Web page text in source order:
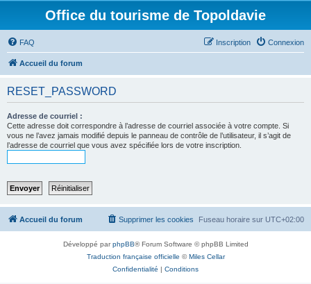
Office du tourisme de Topoldavie
FAQ Connexion
Inscription
Accueil du forum
RESET_PASSWORD
Adresse de courriel :
Cette adresse doit correspondre à l’adresse de courriel associée à votre compte. Si
vous ne l’avez jamais modifié depuis le panneau de contrôle de l’utilisateur, il s’agit de
l’adresse de courriel que vous avez spécifiée lors de votre inscription.
Accueil du forum Fuseau horaire sur UTC+02:00
Supprimer les cookies
Développé parphpBB® Forum Software © phpBB Limited
Traduction française officielle ©Miles Cellar
Confidentialité | Conditions